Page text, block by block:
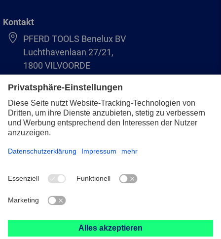
Kontakt
PFERD TOOLS Benelux BV
Luchthavenlaan 27/21,
1800 VILVOORDE
(BE) +32 (0)2 247 05 90
(NL) +31 (0)76 5937090
info-benelux@pferd.com
Datenschutz
AVB